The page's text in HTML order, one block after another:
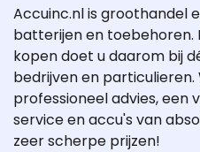
Accuinc.nl is groothandel
batterijen en toebehoren.
kopen doet u daarom bij
bedrijven en particulieren.
professioneel advies, een
service en accu's van
zeer scherpe prijzen!